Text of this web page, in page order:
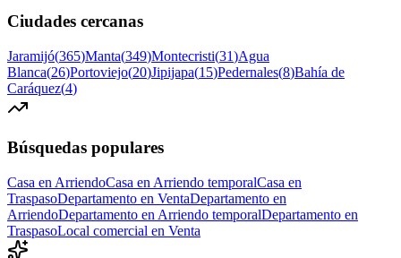
Ciudades cercanas
Jaramijó(365)Manta(349)Montecristi(31)Agua
Blanca(26)Portoviejo(20)Jipijapa(15)Pedernales(8)Bahía de
Caráquez(4)
Búsquedas populares
Casa en ArriendoCasa en Arriendo temporalCasa en
TraspasoDepartamento en VentaDepartamento en
ArriendoDepartamento en Arriendo temporalDepartamento en
TraspasoLocal comercial en Venta